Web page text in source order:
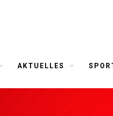
AKTUELLES